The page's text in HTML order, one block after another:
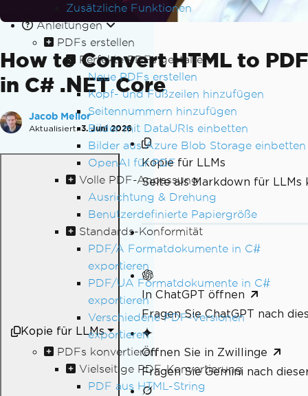
Zusätzliche Funktionen
Anleitungen
PDFs erstellen
Perfekte PDFs gestalten
Neue PDFs erstellen
Kopf- und Fußzeilen hinzufügen
Seitennummern hinzufügen
Bilder mit DataURIs einbetten
Bilder aus Azure Blob Storage einbetten
OpenAI für PDF
Volle PDF-Anpassung
Ausrichtung & Drehung
Benutzerdefinierte Papiergröße
Standards-Konformität
PDF/A Formatdokumente in C#
exportieren
PDF/UA Formatdokumente in C#
exportieren
Verschiedene PDF-Versionen
exportieren
PDFs konvertieren
Vielseitige PDF-Konvertierung
PDF aus HTML-String
How to Convert HTML to PDF
in C# .NET Core
Jacob Mellor
Aktualisiert: 3. Juni 2026
Kopie für LLMs
Kopie für LLMs
Seite als Markdown für LLMs
In ChatGPT öffnen
Fragen Sie ChatGPT nach
Öffnen Sie in Zwillinge
Fragen Sie Gemini nach